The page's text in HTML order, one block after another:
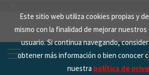
Este sitio web utiliza cookies propias y
mismo con la finalidad de mejorar
usuario. Si continua navegando,
obtener más información o bien conocer
nuestra política de
content